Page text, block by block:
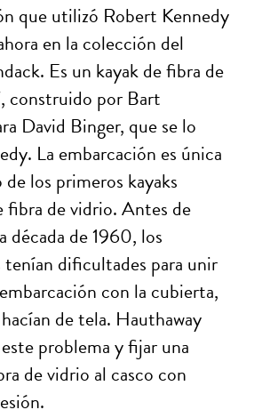
que utilizó Robert Kennedy
en la colección del
Es un kayak de fibra de
construido por Bart
David Binger, que se lo
La embarcación es única
los primeros kayaks
de vidrio. Antes de
década de 1960, los
dificultades para unir
con la cubierta,
de tela. Hauthaway
problema y fijar una
de vidrio al casco con